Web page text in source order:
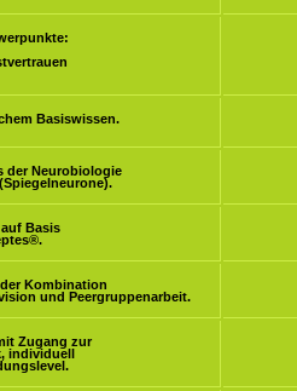
Basiswissen.
der Neurobiologie
Basis
®.
Kombination
und Peergruppenarbeit.
Zugang zur
individuell